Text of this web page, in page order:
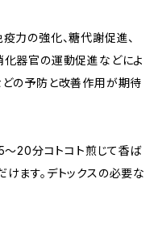
力の強化、糖代謝促進、
化器官の運動促進などによ
どの予防と改善作用が期待
〜20分コトコト煎じて香ば
ます。デトックスの必要な